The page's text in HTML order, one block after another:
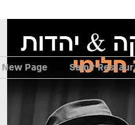
New Page